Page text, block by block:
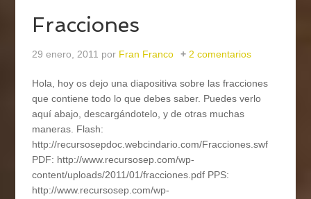
Fracciones
29 enero, 2011 por Fran Franco 2 comentarios
Hola, hoy os dejo una diapositiva sobre las fracciones
que contiene todo lo que debes saber. Puedes verlo
aquí abajo, descargándotelo, y de otras muchas
maneras. Flash:
http://recursosepdoc.webcindario.com/Fracciones.swf
PDF: http://www.recursosep.com/wp-
content/uploads/2011/01/fracciones.pdf PPS:
http://www.recursosep.com/wp-